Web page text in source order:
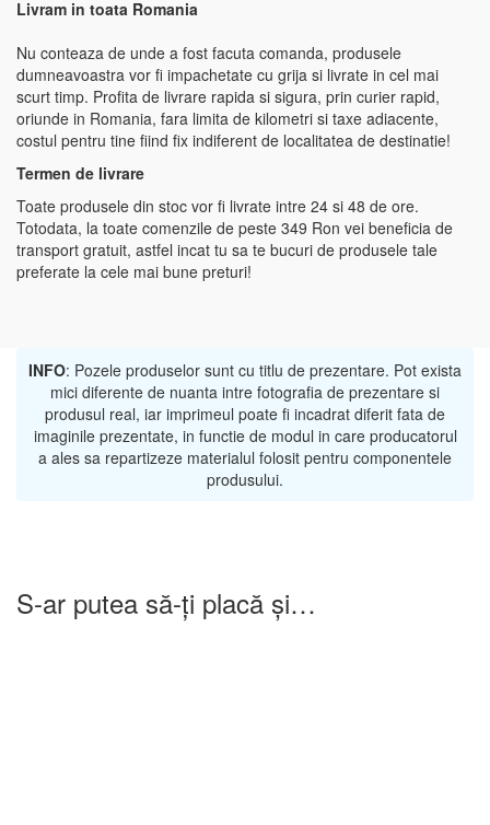
Livram in toata Romania
Nu conteaza de unde a fost facuta comanda, produsele
dumneavoastra vor fi impachetate cu grija si livrate in cel mai
scurt timp. Profita de livrare rapida si sigura, prin curier rapid,
oriunde in Romania, fara limita de kilometri si taxe adiacente,
costul pentru tine fiind fix indiferent de localitatea de destinatie!
Termen de livrare
Toate produsele din stoc vor fi livrate intre 24 si 48 de ore.
Totodata, la toate comenzile de peste 349 Ron vei beneficia de
transport gratuit, astfel incat tu sa te bucuri de produsele tale
preferate la cele mai bune preturi!
INFO: Pozele produselor sunt cu titlu de prezentare. Pot exista
mici diferente de nuanta intre fotografia de prezentare si
produsul real, iar imprimeul poate fi incadrat diferit fata de
imaginile prezentate, in functie de modul in care producatorul
a ales sa repartizeze materialul folosit pentru componentele
produsului.
S-ar putea să-ți placă și…